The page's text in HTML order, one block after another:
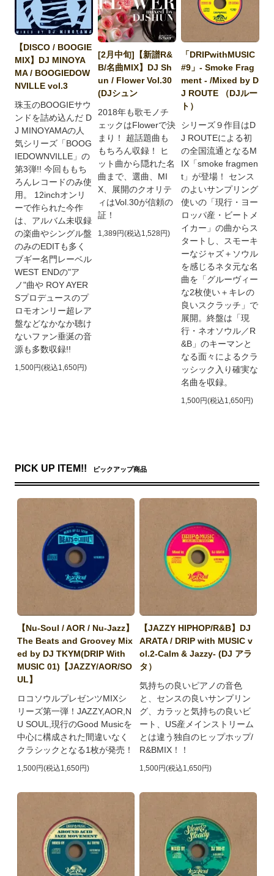
【DISCO / BOOGIE
MIX】DJ MINOYA
MA / BOOGIEDOW
NVILLE vol.3
珠玉のBOOGIEサウ
ンドを詰め込んだ D
J MINOYAMAの人
気シリーズ「BOOG
IEDOWNVILLE」の
第3弾!! 今回ももち
ろんレコードのみ使
用。 12inchオンリ
ーで作られた今作
は、アルバム未収録
の楽曲やシングル盤
のみのEDITも多く
ブギー名門レーベル
WEST ENDの"ア
ノ"曲や ROY AYER
Sプロデュースのプ
ロモオンリー超レア
盤などなかなか聴け
ないファン垂涎の音
源も多数収録!!
1,500円(税込1,650円)
[2月中旬]【新譜R&
B/名曲MIX】DJ Sh
un / Flower Vol.30
(DJシュン
2018年も歌モノチ
ェックはFlowerで決
まり！ 超話題曲も
もちろん収録！ ヒ
ット曲から隠れた名
曲まで、選曲、MI
X、展開のクオリテ
ィはVol.30が信頼の
証！
1,389円(税込1,528円)
「DRIPwithMUSIC
#9」- Smoke Frag
ment - /Mixed by D
J ROUTE （DJルー
ト）
シリーズ９作目はD
J ROUTEによる初
の全国流通となるM
IX「smoke fragmen
t」が登場！ センス
のよいサンプリング
使いの「現行・ヨー
ロッパ産・ビートメ
イカー」の曲からス
タートし、スモーキ
ーなジャズ＋ソウル
を感じるネタ元な名
曲を「グルーヴィー
な2枚使い＋キレの
良いスクラッチ」で
展開。終盤は「現
行・ネオソウル／R
&B」のキーマンと
なる面々によるクラ
ッシック入り確実な
名曲を収録。
1,500円(税込1,650円)
PICK UP ITEM!! ピックアップ商品
【Nu-Soul / AOR / Nu-Jazz】
The Beats and Groovey Mix
ed by DJ TKYM(DRIP With
MUSIC 01)【JAZZY/AOR/SO
UL】
ロコソウルプレゼンツMIXシ
リーズ第一弾！JAZZY,AOR,N
U SOUL,現行のGood Musicを
中心に構成された間違いなく
クラシックとなる1枚が発売！
1,500円(税込1,650円)
【JAZZY HIPHOP/R&B】DJ
ARATA / DRIP with MUSIC v
ol.2-Calm & Jazzy- (DJ アラ
タ）
気持ちの良いピアノの音色
と、センスの良いサンプリン
グ、カラッと気持ちの良いビ
ート、US産メインストリーム
とは違う独自のヒップホップ/
R&BMIX！！
1,500円(税込1,650円)